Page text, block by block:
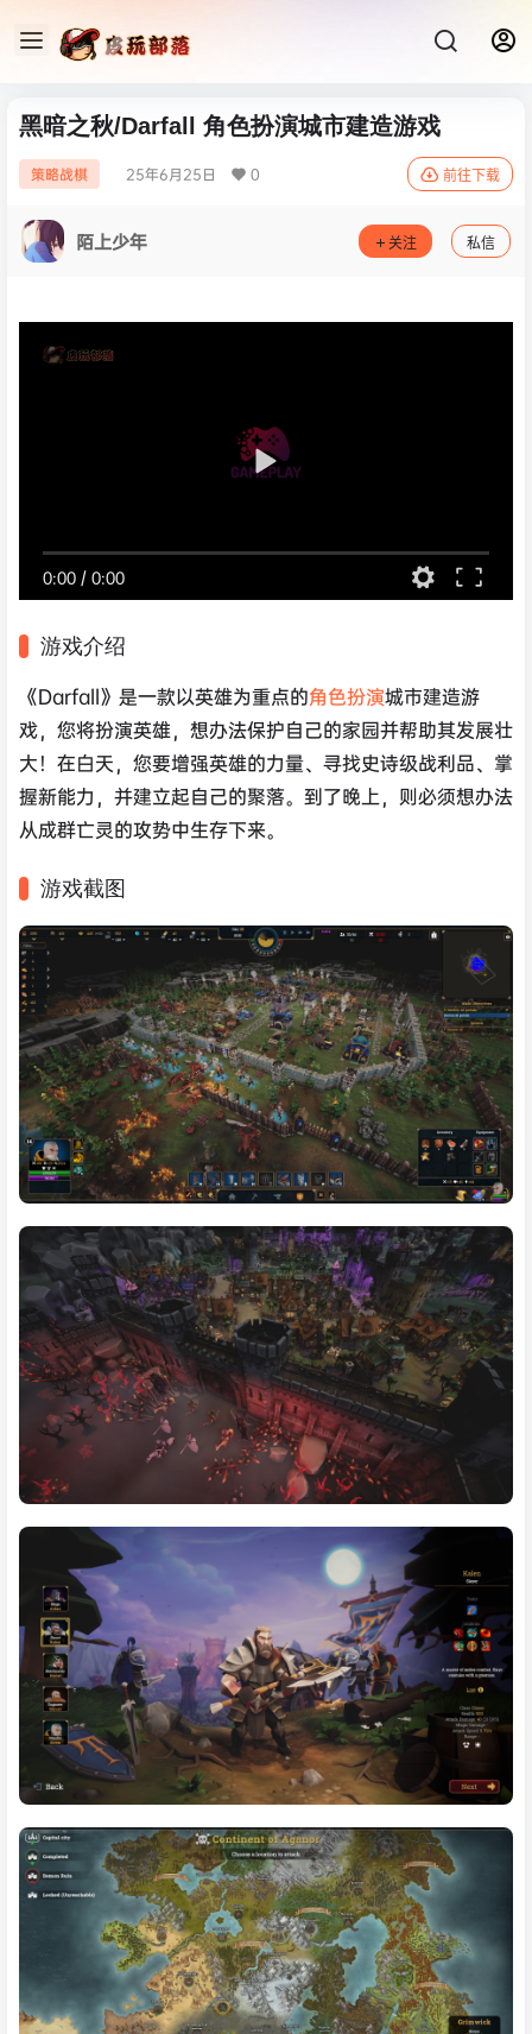
黑暗之秋/Darfall 角色扮演城市建造游戏
策略战棋 25年6月25日 0 前往下载
陌上少年 关注 私信
0:00 / 0:00
游戏介绍
《Darfall》是一款以英雄为重点的角色扮演城市建造游
戏，您将扮演英雄，想办法保护自己的家园并帮助其发展壮
大！在白天，您要增强英雄的力量、寻找史诗级战利品、掌
握新能力，并建立起自己的聚落。到了晚上，则必须想办法
从成群亡灵的攻势中生存下来。
游戏截图